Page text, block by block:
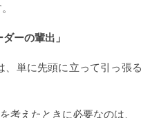
ーの輩出」
、単に先頭に立って引っ張る
考えたときに必要なのは、